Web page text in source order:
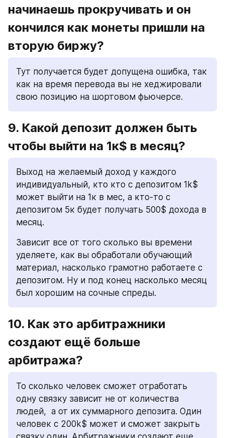
начинаешь прокручивать и он
кончился как монеты пришли на
вторую биржу?
Тут получается будет допущена ошибка, так
как на время перевода вы не хеджировали
свою позицию на шортовом фьючерсе.
9. Какой депозит должен быть
чтобы выйти на 1к$ в месяц?
Выход на желаемый доход у каждого
индивидуальный, кто кто с депозитом 1k$
может выйти на 1к в мес, а кто-то с
депозитом 5к будет получать 500$ дохода в
месяц.
Зависит все от того сколько вы времени
уделяете, как вы обработали обучающий
материал, насколько грамотно работаете с
депозитом. Ну и под конец насколько месяц
был хорошим на сочные спреды.
10. Как это арбитражники
создают ещё больше
арбитража?
То сколько человек сможет отработать
одну связку зависит не от количества
людей,  а от их суммарного депозита. Один
человек с 200k$ может и сможет закрыть